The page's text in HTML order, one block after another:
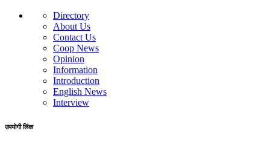
Directory
About Us
Contact Us
Coop News
Opinion
Information
Introduction
English News
Interview
उपयोगी लिंक